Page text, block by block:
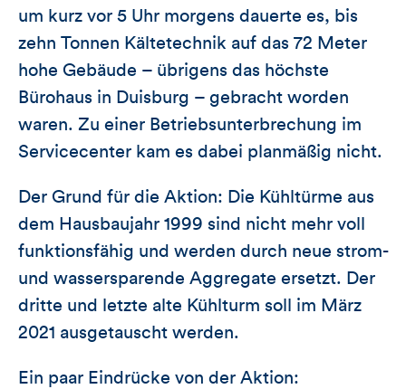
um kurz vor 5 Uhr morgens dauerte es, bis
zehn Tonnen Kältetechnik auf das 72 Meter
hohe Gebäude – übrigens das höchste
Bürohaus in Duisburg – gebracht worden
waren. Zu einer Betriebsunterbrechung im
Servicecenter kam es dabei planmäßig nicht.
Der Grund für die Aktion: Die Kühltürme aus
dem Hausbaujahr 1999 sind nicht mehr voll
funktionsfähig und werden durch neue strom-
und wassersparende Aggregate ersetzt. Der
dritte und letzte alte Kühlturm soll im März
2021 ausgetauscht werden.
Ein paar Eindrücke von der Aktion: